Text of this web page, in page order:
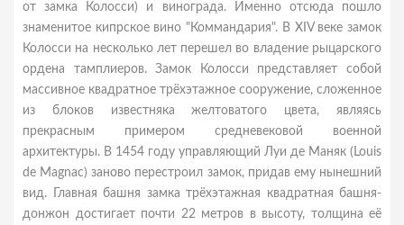
от замка Колосси) и винограда. Именно отсюда пошло
знаменитое кипрское вино "Коммандария". В XIV веке замок
Колосси на несколько лет перешел во владение рыцарского
ордена тамплиеров. Замок Колосси представляет собой
массивное квадратное трёхэтажное сооружение, сложенное
из блоков известняка желтоватого цвета, являясь
прекрасным примером средневековой военной
архитектуры. В 1454 году управляющий Луи де Маняк (Louis
de Magnac) заново перестроил замок, придав ему нынешний
вид. Главная башня замка трёхэтажная квадратная башня-
донжон достигает почти 22 метров в высоту, толщина её